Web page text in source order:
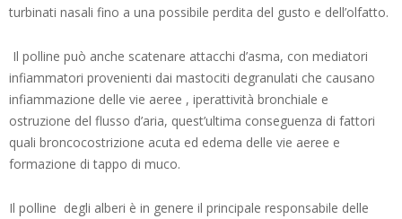
turbinati nasali fino a una possibile perdita del gusto e dell’olfatto.
Il polline può anche scatenare attacchi d’asma, con mediatori
infiammatori provenienti dai mastociti degranulati che causano
infiammazione delle vie aeree , iperattività bronchiale e
ostruzione del flusso d’aria, quest’ultima conseguenza di fattori
quali broncocostrizione acuta ed edema delle vie aeree e
formazione di tappo di muco.
Il polline degli alberi è in genere il principale responsabile delle